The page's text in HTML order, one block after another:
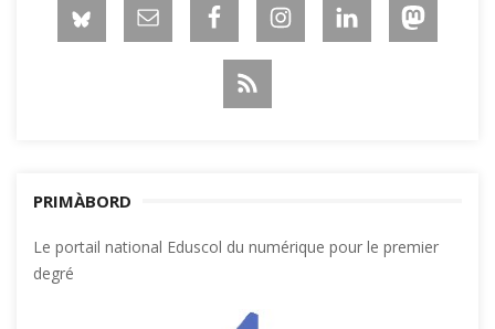
PRIMÀBORD
Le portail national Eduscol du numérique pour le premier
degré